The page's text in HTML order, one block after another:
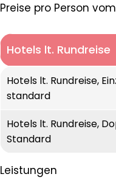
Preise pro Person
Hotels lt. Rundreise
Hotels lt. Rundreise,
standard
Hotels lt. Rundreise,
Standard
Leistungen